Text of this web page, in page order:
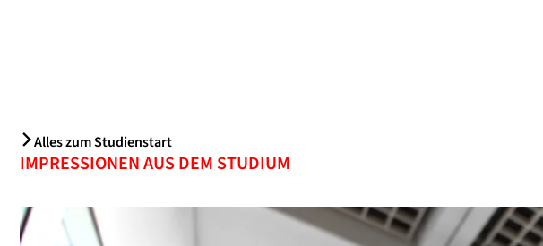
Alles zum Studienstart
IMPRESSIONEN AUS DEM STUDIUM